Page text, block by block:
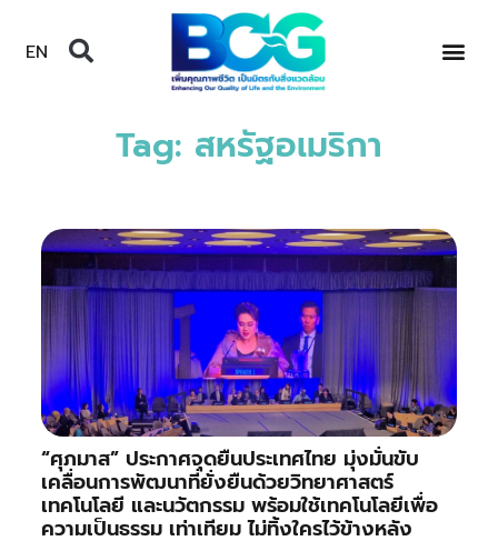
EN
Tag: สหรัฐอเมริกา
“ศุภมาส” ประกาศจุดยืนประเทศไทย มุ่งมั่นขับ
เคลื่อนการพัฒนาที่ยั่งยืนด้วยวิทยาศาสตร์
เทคโนโลยี และนวัตกรรม พร้อมใช้เทคโนโลยีเพื่อ
ความเป็นธรรม เท่าเทียม ไม่ทิ้งใครไว้ข้างหลัง